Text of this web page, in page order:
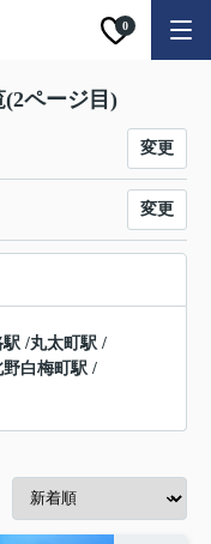
0
ページ目)
変更
変更
駅 /丸太町駅 /
野白梅町駅 /